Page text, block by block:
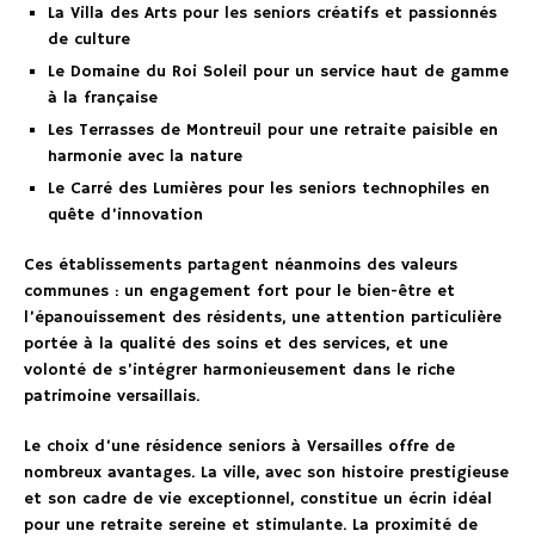
La Villa des Arts pour les seniors créatifs et passionnés
de culture
Le Domaine du Roi Soleil pour un service haut de gamme
à la française
Les Terrasses de Montreuil pour une retraite paisible en
harmonie avec la nature
Le Carré des Lumières pour les seniors technophiles en
quête d’innovation
Ces établissements partagent néanmoins des valeurs
communes : un engagement fort pour le bien-être et
l’épanouissement des résidents, une attention particulière
portée à la qualité des soins et des services, et une
volonté de s’intégrer harmonieusement dans le riche
patrimoine versaillais.
Le choix d’une résidence seniors à Versailles offre de
nombreux avantages. La ville, avec son histoire prestigieuse
et son cadre de vie exceptionnel, constitue un écrin idéal
pour une retraite sereine et stimulante. La proximité de